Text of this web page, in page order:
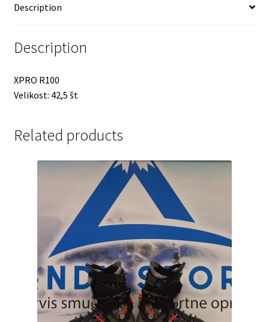
Description
Description
XPRO R100
Velikost: 42,5 št
Related products